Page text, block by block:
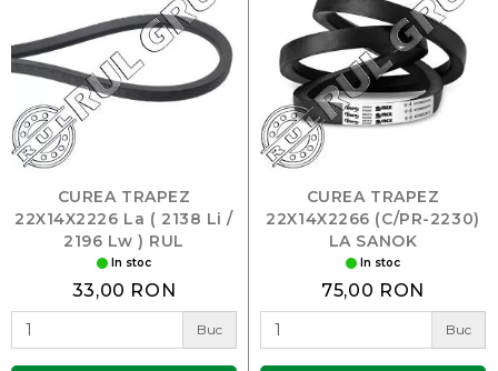
CUREA TRAPEZ
22X14X2226 La ( 2138 Li /
2196 Lw ) RUL
In stoc
33,00 RON
Buc
CUREA TRAPEZ
22X14X2266 (C/PR-2230)
LA SANOK
In stoc
75,00 RON
Buc